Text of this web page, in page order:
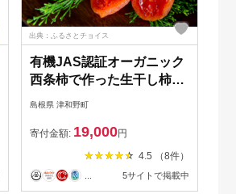
出典：ふるさとチョイス
有機JAS認証オーガニック
西条柿で作った生干し柿10
個【1209588】
島根県 津和野町
寄付金額: 19,000円
4.5 （8件）
5サイトで掲載中